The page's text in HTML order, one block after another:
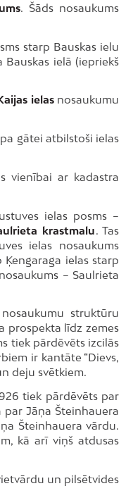
. Šāds nosaukums
starp Bauskas ielu
ielā (iepriekš
ielasnosaukumu
gātei atbilstoši ielas
vienībai ar kadastra
ielas posms –
krastmalu . Tas
ielas nosaukums
ielas starp
– Saulrieta
struktūru
prospekta līdz zemes
tiek pārdēvēts izcilās
ir kantāte “Dievs,
deju svētkiem.
tiek pārdēvēts par
par Jāņa Šteinhauera
Šteinhauera vārdu.
kā arī viņš atdusas
un pilsētvides